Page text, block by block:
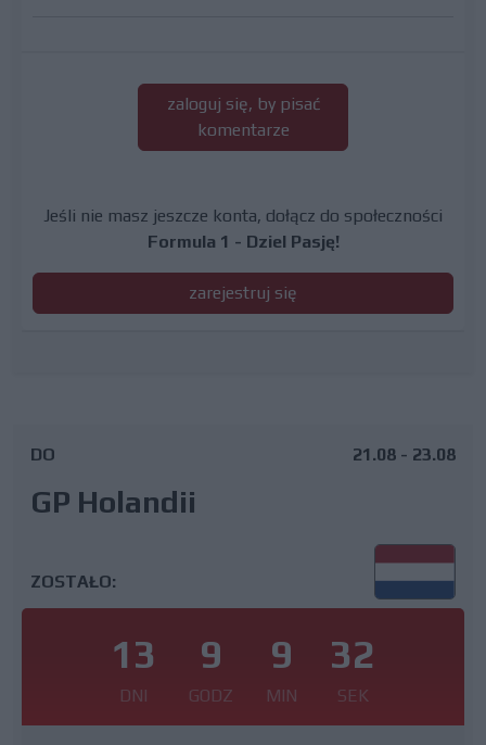
zaloguj się, by pisać
komentarze
Jeśli nie masz jeszcze konta, dołącz do społeczności
Formula 1 - Dziel Pasję!
zarejestruj się
DO
GP Holandii
21.08 - 23.08
ZOSTAŁO:
13
DNI
9
GODZ
9
MIN
31
SEK